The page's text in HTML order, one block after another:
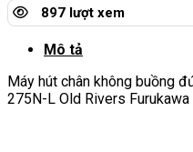
897 lượt xem
Mô tả
Máy hút chân không buồng
275N-L Old Rivers Furukawa